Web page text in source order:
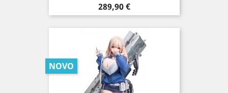
Preço
289,90 €
NOVO